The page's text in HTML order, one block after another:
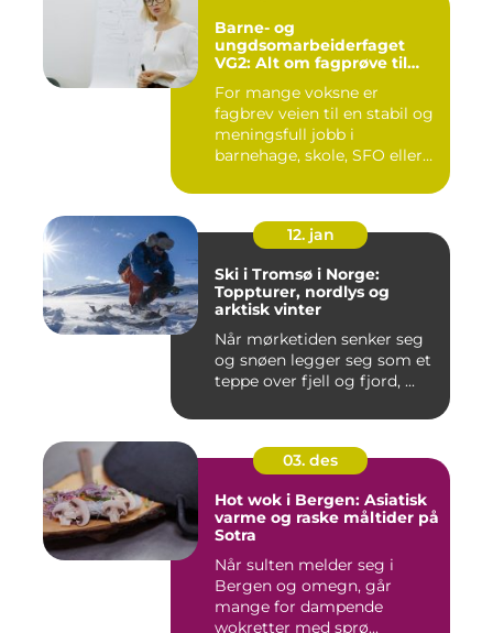
Barne- og
ungdsomarbeiderfaget
VG2: Alt om fagprøve til
ungdomsarbeider
For mange voksne er
fagbrev veien til en stabil og
meningsfull jobb i
barnehage, skole, SFO eller
12. jan
Ski i Tromsø i Norge:
Toppturer, nordlys og
arktisk vinter
Når mørketiden senker seg
og snøen legger seg som et
teppe over fjell og fjord, ...
03. des
Hot wok i Bergen: Asiatisk
varme og raske måltider på
Sotra
Når sulten melder seg i
Bergen og omegn, går
mange for dampende
wokretter med sprø...